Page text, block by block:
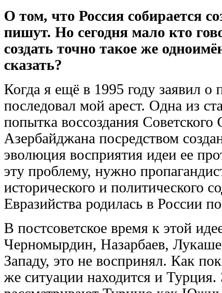
О том, что Россия собирается
пишут. Но сегодня мало кто
создать точно такое же
сказать?
Когда я ещё в 1995 году заявил о
последовал мой арест. Одна из
попытка воссоздания
Азербайджана посредством
эволюция восприятия идеи ее
эту проблему, нужно
исторического и политического
Евразийства родилась в России
В постсоветское время к этой
Черномырдин, Назарбаев,
Западу, это не воспринял. Как
же ситуации находится и